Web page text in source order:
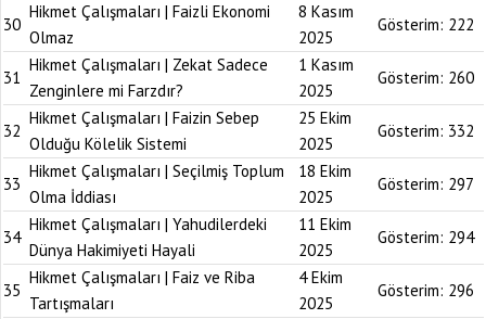
30
Hikmet Çalışmaları | Faizli Ekonomi
Olmaz
8 Kasım
2025
Gösterim: 222
31
Hikmet Çalışmaları | Zekat Sadece
Zenginlere mi Farzdır?
1 Kasım
2025
Gösterim: 260
32
Hikmet Çalışmaları | Faizin Sebep
Olduğu Kölelik Sistemi
25 Ekim
2025
Gösterim: 332
33
Hikmet Çalışmaları | Seçilmiş Toplum
Olma İddiası
18 Ekim
2025
Gösterim: 297
34
Hikmet Çalışmaları | Yahudilerdeki
Dünya Hakimiyeti Hayali
11 Ekim
2025
Gösterim: 294
35
Hikmet Çalışmaları | Faiz ve Riba
Tartışmaları
4 Ekim
2025
Gösterim: 296